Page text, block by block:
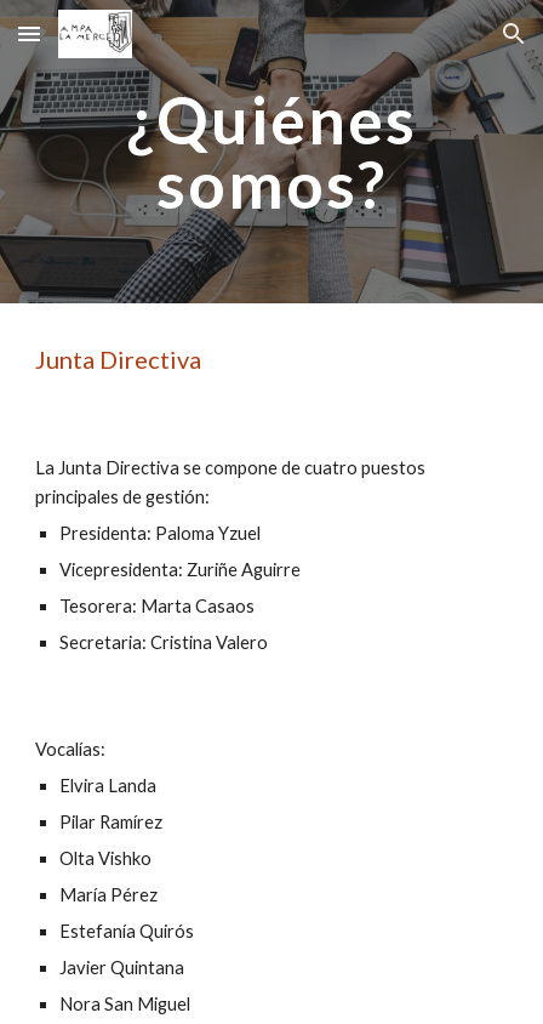
Skip to main content Skip to navigation
¿Quiénes
somos?
Junta Directiva
La Junta Directiva se compone de cuatro puestos
principales de gestión:
Presidenta: Paloma Yzuel
Vicepresidenta: Zuriñe Aguirre
Tesorera: Marta Casaos
Secretaria: Cristina Valero
Vocalías:
Elvira Landa
Pilar Ramírez
Olta Vishko
María Pérez
Estefanía Quirós
Javier Quintana
Nora San Miguel